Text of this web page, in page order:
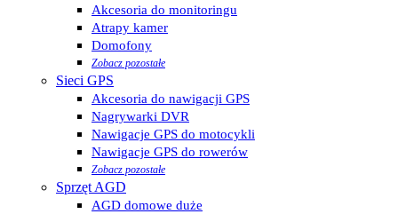
Akcesoria do monitoringu
Atrapy kamer
Domofony
Zobacz pozostałe
Sieci GPS
Akcesoria do nawigacji GPS
Nagrywarki DVR
Nawigacje GPS do motocykli
Nawigacje GPS do rowerów
Zobacz pozostałe
Sprzęt AGD
AGD domowe duże